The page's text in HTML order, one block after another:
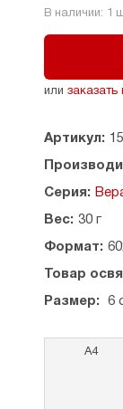
В наличии: 1
или заказать
Артикул:
Серия:
Вес: 30 г
Формат:
Товар
Размер: 6
А4